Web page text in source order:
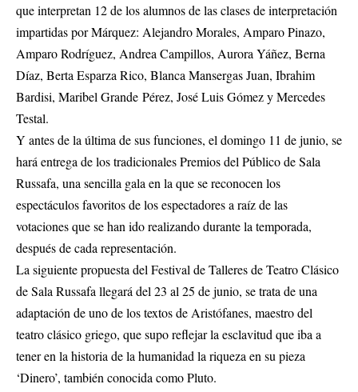
que interpretan 12 de los alumnos de las clases de interpretación
impartidas por Márquez: Alejandro Morales, Amparo Pinazo,
Amparo Rodríguez, Andrea Campillos, Aurora Yáñez, Berna
Díaz, Berta Esparza Rico, Blanca Mansergas Juan, Ibrahim
Bardisi, Maribel Grande Pérez, José Luis Gómez y Mercedes
Testal.
Y antes de la última de sus funciones, el domingo 11 de junio, se
hará entrega de los tradicionales Premios del Público de Sala
Russafa, una sencilla gala en la que se reconocen los
espectáculos favoritos de los espectadores a raíz de las
votaciones que se han ido realizando durante la temporada,
después de cada representación.
La siguiente propuesta del Festival de Talleres de Teatro Clásico
de Sala Russafa llegará del 23 al 25 de junio, se trata de una
adaptación de uno de los textos de Aristófanes, maestro del
teatro clásico griego, que supo reflejar la esclavitud que iba a
tener en la historia de la humanidad la riqueza en su pieza
‘Dinero’, también conocida como Pluto.